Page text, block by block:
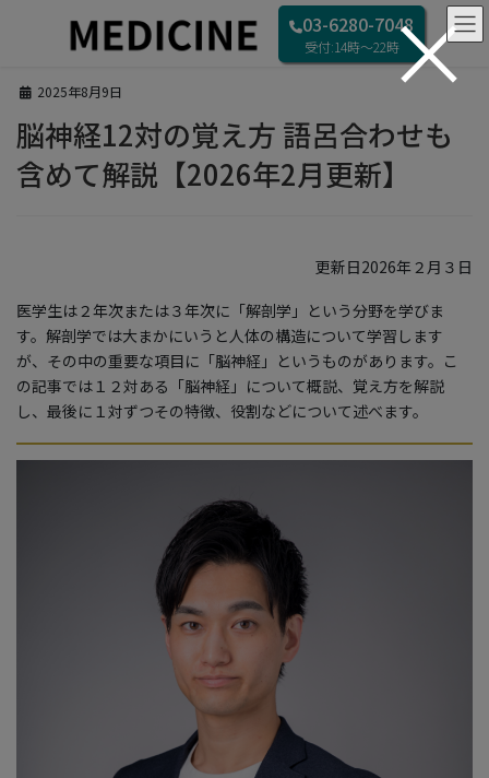
03-6280-7048
受付:14時〜22時
ブログ
脳神経12対の覚え方 語呂合わせも含めて解説【2026年2月更新】
2025年8月9日
脳神経12対の覚え方 語呂合わせも
含めて解説【2026年2月更新】
更新日2026年２月３日
医学生は２年次または３年次に「解剖学」という分野を学びま
す。解剖学では大まかにいうと人体の構造について学習します
が、その中の重要な項目に「脳神経」というものがあります。こ
の記事では１２対ある「脳神経」について概説、覚え方を解説
し、最後に１対ずつその特徴、役割などについて述べます。
×